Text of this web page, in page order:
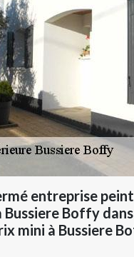
entreprise
Boffy
mini à Bussiere